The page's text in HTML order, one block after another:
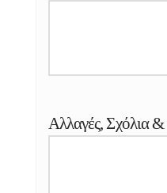
Αλλαγές, Σχόλια